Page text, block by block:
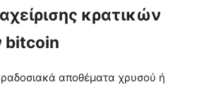
κρατικών
bitcoin
αποθέματα χρυσού ή